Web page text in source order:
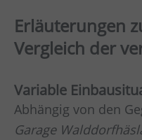
Erläuterungen
Vergleich der
Variable
Abhängig von den
Garage